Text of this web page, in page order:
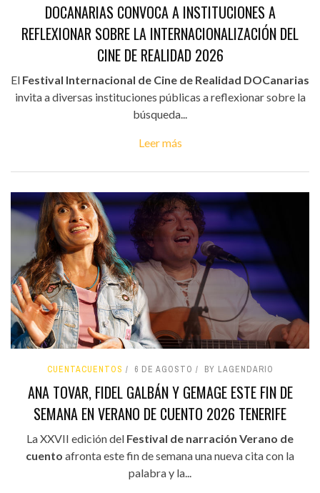
DOCANARIAS CONVOCA A INSTITUCIONES A
REFLEXIONAR SOBRE LA INTERNACIONALIZACIÓN DEL
CINE DE REALIDAD 2026
El Festival Internacional de Cine de Realidad DOCanarias
invita a diversas instituciones públicas a reflexionar sobre la
búsqueda...
Leer más
CUENTACUENTOS 6 DE AGOSTO BY LAGENDARIO
ANA TOVAR, FIDEL GALBÁN Y GEMAGE ESTE FIN DE
SEMANA EN VERANO DE CUENTO 2026 TENERIFE
La XXVII edición del Festival de narración Verano de
cuento afronta este fin de semana una nueva cita con la
palabra y la...